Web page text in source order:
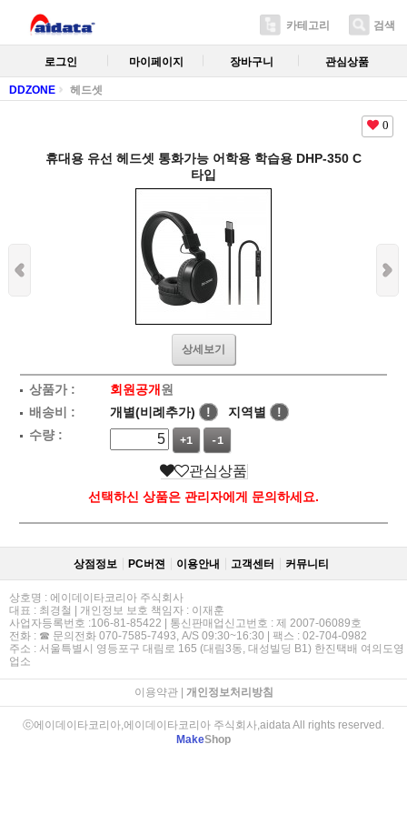
카테고리 검색
로그인 마이페이지 장바구니 관심상품
DDZONE 헤드셋
0
휴대용 유선 헤드셋 통화가능 어학용 학습용 DHP-350 C
타입
상세보기
상품가 : 회원공개 원
배송비 :
개별(비례추가) ! 지역별
!
수량 :
+1 -1
관심상품
선택하신 상품은 관리자에게 문의하세요.
상점정보 PC버젼 이용안내 고객센터 커뮤니티
상호명 : 에이데이타코리아 주식회사
대표 : 최경철 | 개인정보 보호 책임자 : 이재훈
사업자등록번호 :106-81-85422 | 통신판매업신고번호 : 제 2007-06089호
전화 : ☎ 문의전화 070-7585-7493, A/S 09:30~16:30 | 팩스 : 02-704-0982
주소 : 서울특별시 영등포구 대림로 165 (대림3동, 대성빌딩 B1) 한진택배 여의도영
업소
이용약관| 개인정보처리방침
ⓒ에이데이타코리아,에이데이타코리아 주식회사,aidata All rights reserved.
MakeShop